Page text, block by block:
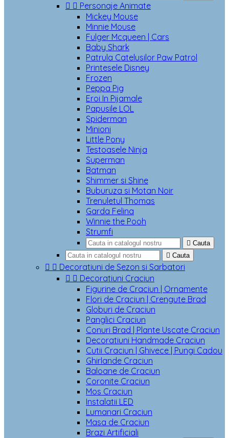
  Personaje Animate
Mickey Mouse
Minnie Mouse
Fulger Mcqueen | Cars
Baby Shark
Patrula Catelusilor Paw Patrol
Printesele Disney
Frozen
Peppa Pig
Eroi In Pijamale
Papusile LOL
Spiderman
Minioni
Little Pony
Testoasele Ninja
Superman
Batman
Shimmer si Shine
Buburuza si Motan Noir
Trenuletul Thomas
Garda Felina
Winnie the Pooh
Strumfi
 Cauta
 Cauta
  Decoratiuni de Sezon si Sarbatori
  Decoratiuni Craciun
Figurine de Craciun | Ornamente
Flori de Craciun | Crengute Brad
Globuri de Craciun
Panglici Craciun
Conuri Brad | Plante Uscate Craciun
Decoratiuni Handmade Craciun
Cutii Craciun | Ghivece | Pungi Cadou
Ghirlande Craciun
Baloane de Craciun
Coronite Craciun
Mos Craciun
Instalatii LED
Lumanari Craciun
Masa de Craciun
Brazi Artificiali